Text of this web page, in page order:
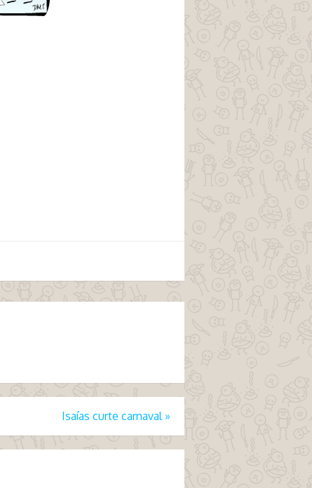
Isaías curte carnaval »